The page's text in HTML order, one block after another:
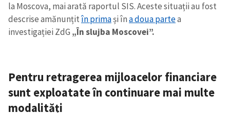
la Moscova, mai arată raportul SIS. Aceste situații au fost
descrise amănunțitîn primași îna doua partea
investigației ZdG „În slujba Moscovei”.
Pentru retragerea mijloacelor financiare
sunt exploatate în continuare mai multe
modalități